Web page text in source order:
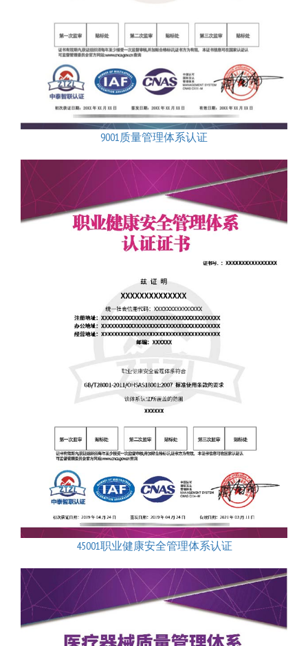
9001质量管理体系认证
45001职业健康安全管理体系认证